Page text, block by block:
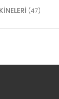
(47)